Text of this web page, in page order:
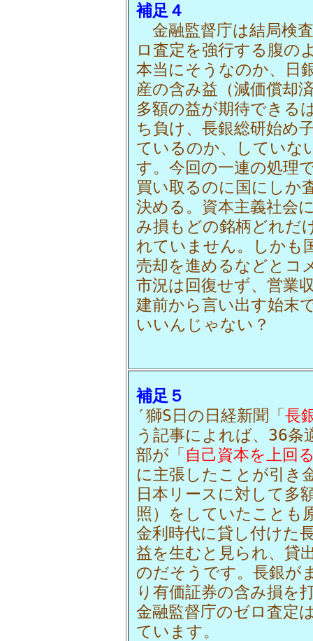
補足４
金融監督庁は結局検
ロ査定を強行する腹の
本当にそうなのか、日
産の含み益（減価償却
多額の益が期待できる
ち負け、長銀総研始め
ているのか、していな
す。今回の一連の処理
買い取るのに国にしか
決める。資本主義社会
み損もどの銘柄どれだ
れていません。しかも
売却を進めるなどとコ
市況は回復せず、営業
建前から言い出す始末
いいんじゃない？
補足５
′獅S日の日経新聞「長
う記事によれば、36条
部が「自己資本を上回
に主張したことが引き
日本リースに対して多
照）をしていたことも
金利時代に貸し付けた
益を生むと見られ、貸
のだそうです。長銀が
り有価証券の含み損を
金融監督庁のゼロ査定
ています。